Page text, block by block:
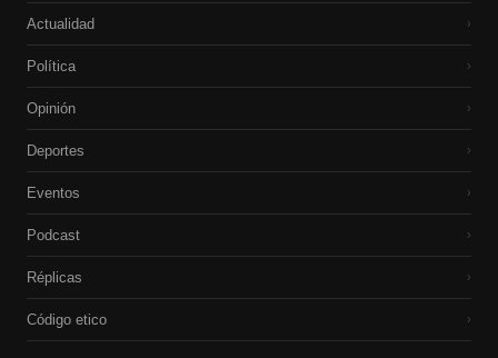
Actualidad ›
Política ›
Opinión ›
Deportes ›
Eventos ›
Podcast ›
Réplicas ›
Código etico ›